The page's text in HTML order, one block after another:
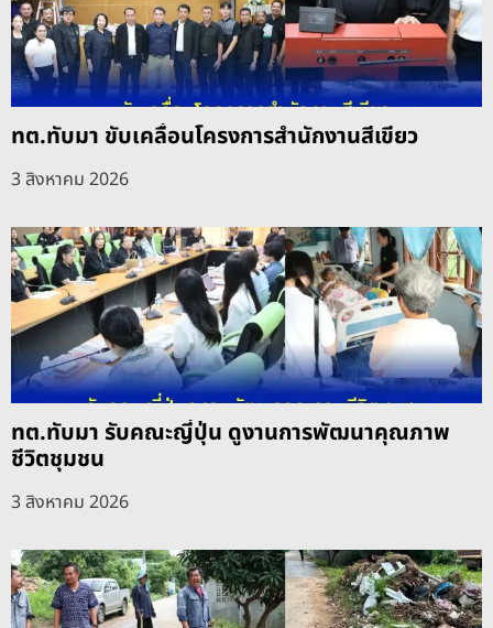
ทต.ทับมา ขับเคลื่อนโครงการสำนักงานสีเขียว
3 สิงหาคม 2026
ทต.ทับมา รับคณะญี่ปุ่น ดูงานการพัฒนาคุณภาพ
ชีวิตชุมชน
3 สิงหาคม 2026